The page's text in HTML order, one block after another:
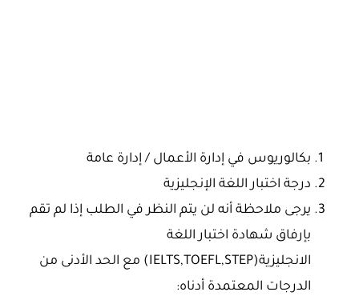
بكالوريوس في إدارة الأعمال / إدارة عامة
درجة اختبار اللغة الإنجليزية
يرجى ملاحظة أنه لن يتم النظر في الطلب إذا لم تقم
بإرفاق شهادة اختبار اللغة
الانجليزية(IELTS,TOEFL,STEP) مع الحد الأدنى من
الدرجات المعتمدة أدناه: